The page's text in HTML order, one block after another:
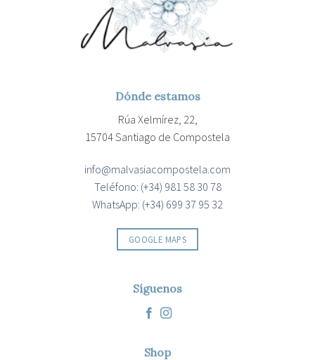
Dónde estamos
Rúa Xelmírez, 22,
15704 Santiago de Compostela
info@malvasiacompostela.com
Teléfono: (+34) 981 58 30 78
WhatsApp: (+34) 699 37 95 32
GOOGLE MAPS
Síguenos
Shop